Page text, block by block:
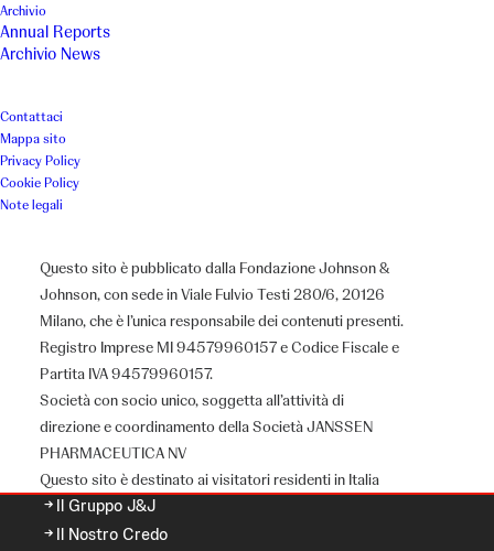
Archivio
Annual Reports
Archivio News
Contattaci
Mappa sito
Privacy Policy
Cookie Policy
Note legali
Questo sito è pubblicato dalla Fondazione Johnson &
Johnson, con sede in Viale Fulvio Testi 280/6, 20126
Milano, che è l’unica responsabile dei contenuti presenti.
Registro Imprese MI 94579960157 e Codice Fiscale e
Partita IVA 94579960157.
Società con socio unico, soggetta all’attività di
direzione e coordinamento della Società JANSSEN
PHARMACEUTICA NV
Questo sito è destinato ai visitatori residenti in Italia
Chi siamo
Il Gruppo J&J
Il Nostro Credo